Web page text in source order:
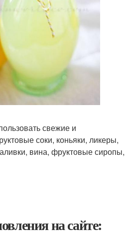
свежие и
соки, коньяки, ликеры,
вина, фруктовые сиропы,
на сайте: